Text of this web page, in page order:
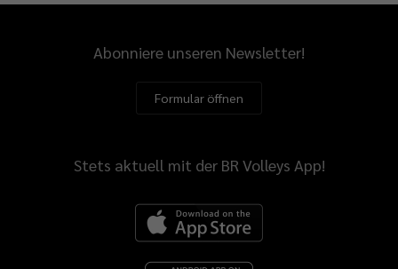
Abonniere unseren Newsletter!
Formular öffnen
Stets aktuell mit der BR Volleys App!